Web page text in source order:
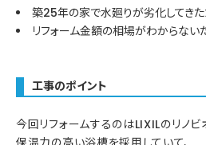
築25年の家で水廻りが劣化してきた
リフォーム金額の相場がわからない
工事のポイント
今回リフォームするのはLIXILのリノビ